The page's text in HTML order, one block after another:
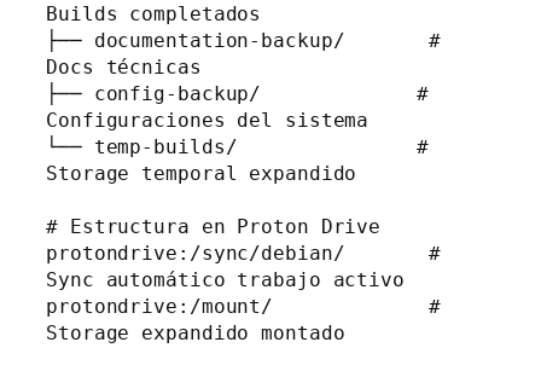
Builds completados
├── documentation-backup/       #
Docs técnicas
├── config-backup/             #
Configuraciones del sistema
└── temp-builds/               #
Storage temporal expandido
# Estructura en Proton Drive
protondrive:/sync/debian/       #
Sync automático trabajo activo
protondrive:/mount/             #